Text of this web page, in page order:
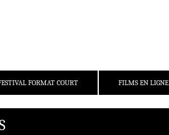
FORMAT COURT FILMS EN LIGNE